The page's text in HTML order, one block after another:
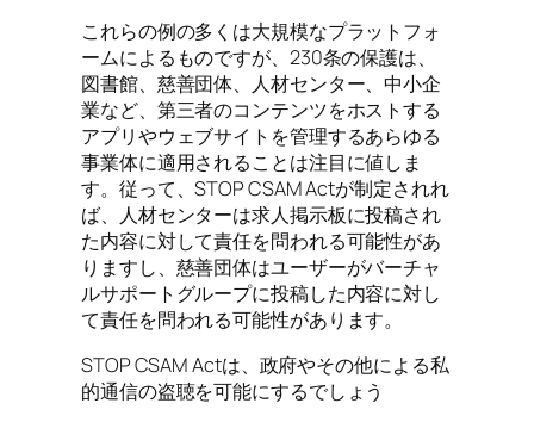
これらの例の多くは大規模なプラットフォ
ームによるものですが、230条の保護は、
図書館、慈善団体、人材センター、中小企
業など、第三者のコンテンツをホストする
アプリやウェブサイトを管理するあらゆる
事業体に適用されることは注目に値しま
す。従って、STOP CSAM Actが制定されれ
ば、人材センターは求人掲示板に投稿され
た内容に対して責任を問われる可能性があ
りますし、慈善団体はユーザーがバーチャ
ルサポートグループに投稿した内容に対し
て責任を問われる可能性があります。
STOP CSAM Actは、政府やその他による私
的通信の盗聴を可能にするでしょう